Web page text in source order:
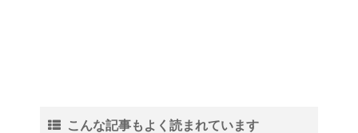
こんな記事もよく読まれています